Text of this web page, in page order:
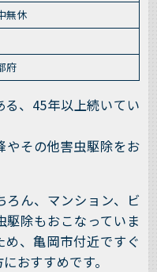
無休
府
、45年以上続いてい
やその他害虫駆除をお
ろん、マンション、ビ
除もおこなっていま
め、亀岡市付近ですぐ
おすすめです。